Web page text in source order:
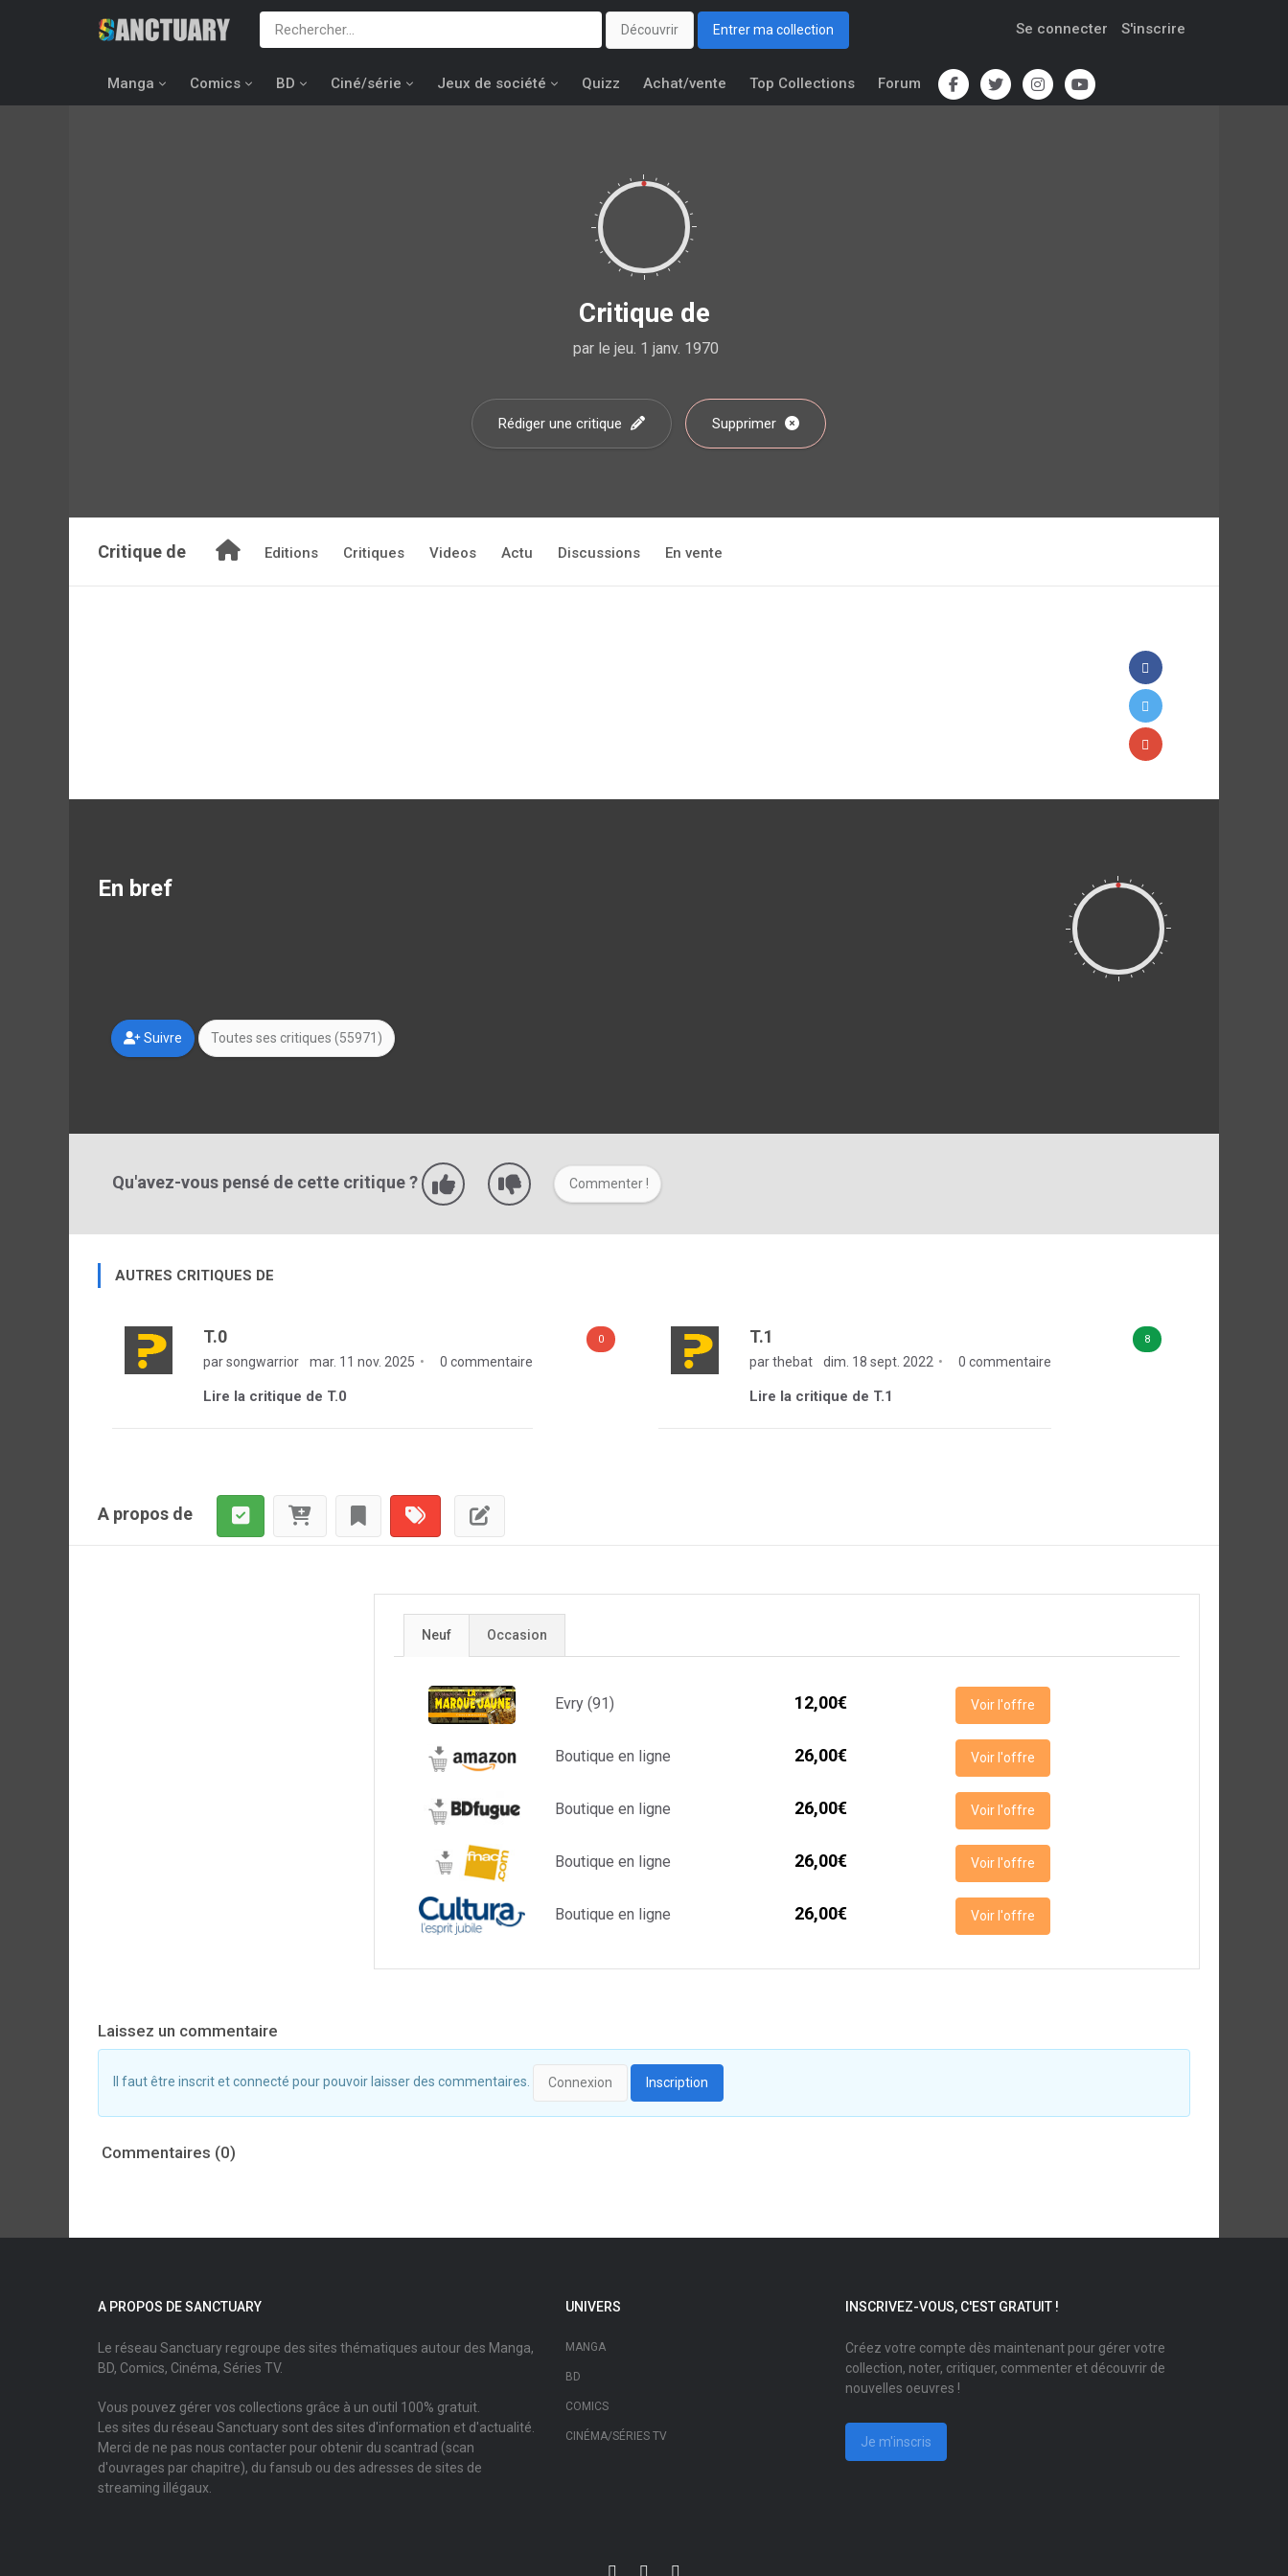
Découvrir Entrer ma collection Se connecter S'inscrire
Manga Comics BD Ciné/série Jeux de société Quizz Achat/vente Top Collections Forum
Critique de
par le jeu. 1 janv. 1970
Rédiger une critique Supprimer
Critique de Editions Critiques Videos Actu Discussions En vente
En bref
Suivre Toutes ses critiques (55971)
Qu'avez-vous pensé de cette critique ? Commenter !
AUTRES CRITIQUES DE
0
T.0
par songwarrior mar. 11 nov. 2025 0 commentaire
Lire la critique de T.0
8
T.1
par thebat dim. 18 sept. 2022 0 commentaire
Lire la critique de T.1
A propos de
Neuf Occasion
Evry (91) 12,00€ Voir l'offre
Boutique en ligne 26,00€ Voir l'offre
Boutique en ligne 26,00€ Voir l'offre
Boutique en ligne 26,00€ Voir l'offre
Boutique en ligne 26,00€ Voir l'offre
Laissez un commentaire
Il faut être inscrit et connecté pour pouvoir laisser des commentaires. Connexion Inscription
Commentaires (0)
A PROPOS DE SANCTUARY
Le réseau Sanctuary regroupe des sites thématiques autour des Manga,
BD, Comics, Cinéma, Séries TV.
Vous pouvez gérer vos collections grâce à un outil 100% gratuit.
Les sites du réseau Sanctuary sont des sites d'information et d'actualité.
Merci de ne pas nous contacter pour obtenir du scantrad (scan
d'ouvrages par chapitre), du fansub ou des adresses de sites de
streaming illégaux.
UNIVERS
MANGA
BD
COMICS
CINÉMA/SÉRIES TV
INSCRIVEZ-VOUS, C'EST GRATUIT !
Créez votre compte dès maintenant pour gérer votre
collection, noter, critiquer, commenter et découvrir de
nouvelles oeuvres !
Je m'inscris